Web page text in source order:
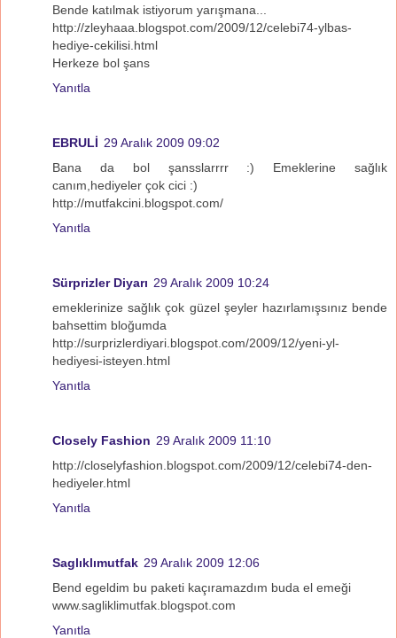
Bende katılmak istiyorum yarışmana...
http://zleyhaaa.blogspot.com/2009/12/celebi74-ylbas-
hediye-cekilisi.html
Herkeze bol şans
Yanıtla
EBRULİ 29 Aralık 2009 09:02
Bana da bol şansslarrrr :) Emeklerine sağlık
canım,hediyeler çok cici :)
http://mutfakcini.blogspot.com/
Yanıtla
Sürprizler Diyarı 29 Aralık 2009 10:24
emeklerinize sağlık çok güzel şeyler hazırlamışsınız bende
bahsettim bloğumda
http://surprizlerdiyari.blogspot.com/2009/12/yeni-yl-
hediyesi-isteyen.html
Yanıtla
Closely Fashion 29 Aralık 2009 11:10
http://closelyfashion.blogspot.com/2009/12/celebi74-den-
hediyeler.html
Yanıtla
Saglıklımutfak 29 Aralık 2009 12:06
Bend egeldim bu paketi kaçıramazdım buda el emeği
www.sagliklimutfak.blogspot.com
Yanıtla